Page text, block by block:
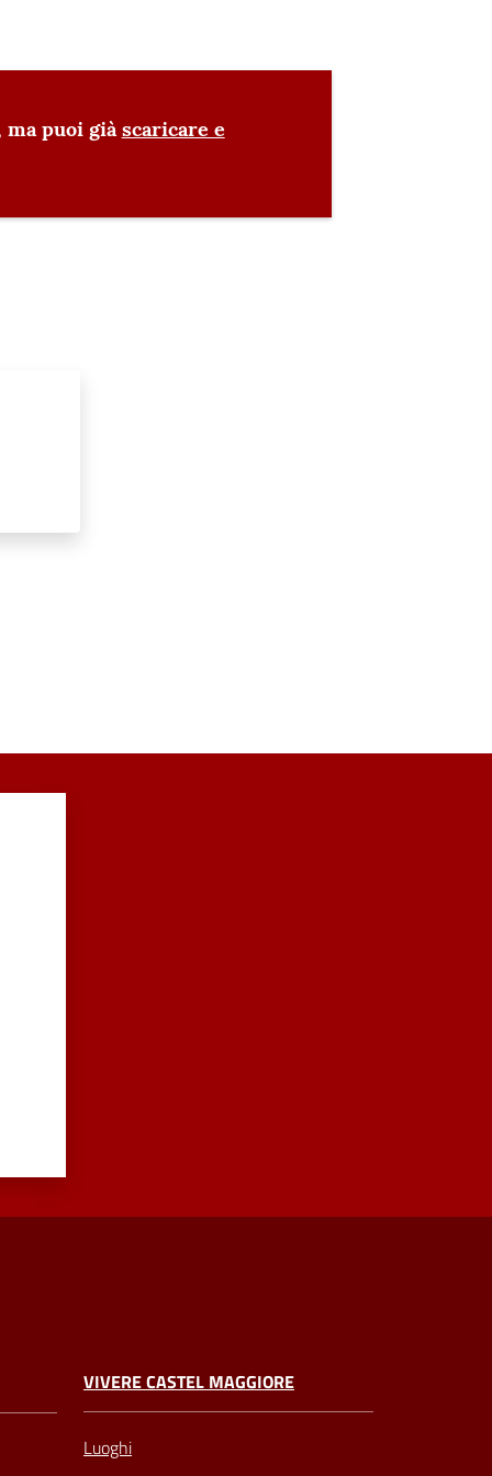
puoi giàscaricare e
VIVERE CASTEL MAGGIORE
Luoghi